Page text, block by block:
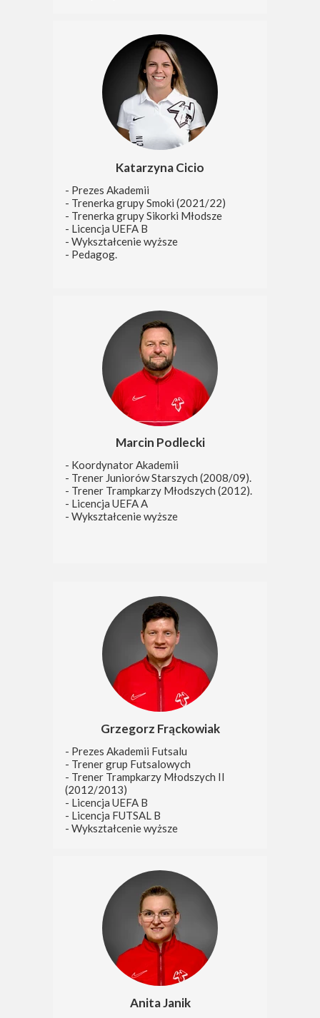
Anita Janik
Grzegorz Frąckowiak
- Prezes Akademii Futsalu
- Trener grup Futsalowych
- Trener Trampkarzy Młodszych II
(2012/2013)
- Licencja UEFA B
- Licencja FUTSAL B
- Wykształcenie wyższe
Marcin Podlecki
- Koordynator Akademii
- Trener Juniorów Starszych (2008/09).
- Trener Trampkarzy Młodszych (2012).
- Licencja UEFA A
- Wykształcenie wyższe
Katarzyna Cicio
- Prezes Akademii
- Trenerka grupy Smoki (2021/22)
- Trenerka grupy Sikorki Młodsze
- Licencja UEFA B
- Wykształcenie wyższe
- Pedagog.